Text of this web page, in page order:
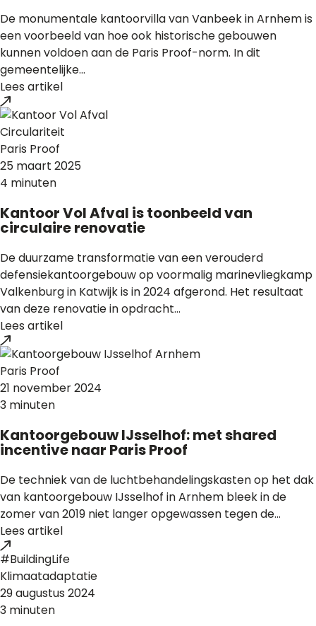
De monumentale kantoorvilla van Vanbeek in Arnhem is
een voorbeeld van hoe ook historische gebouwen
kunnen voldoen aan de Paris Proof-norm. In dit
gemeentelijke...
Lees artikel
Circulariteit
Paris Proof
25 maart 2025
4 minuten
Kantoor Vol Afval is toonbeeld van
circulaire renovatie
De duurzame transformatie van een verouderd
defensiekantoorgebouw op voormalig marinevliegkamp
Valkenburg in Katwijk is in 2024 afgerond. Het resultaat
van deze renovatie in opdracht...
Lees artikel
Paris Proof
21 november 2024
3 minuten
Kantoorgebouw IJsselhof: met shared
incentive naar Paris Proof
De techniek van de luchtbehandelingskasten op het dak
van kantoorgebouw IJsselhof in Arnhem bleek in de
zomer van 2019 niet langer opgewassen tegen de...
Lees artikel
#BuildingLife
Klimaatadaptatie
29 augustus 2024
3 minuten